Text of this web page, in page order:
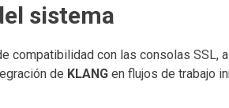
sistema
compatibilidad con las consolas SSL,
de KLANG en flujos de trabajo